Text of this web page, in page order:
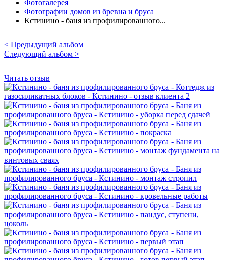
Фотогалерея
Фотографии домов из бревна и бруса
Кстинино - баня из профилированного...
< Предыдущий альбом
Следующий альбом >
Читать отзыв